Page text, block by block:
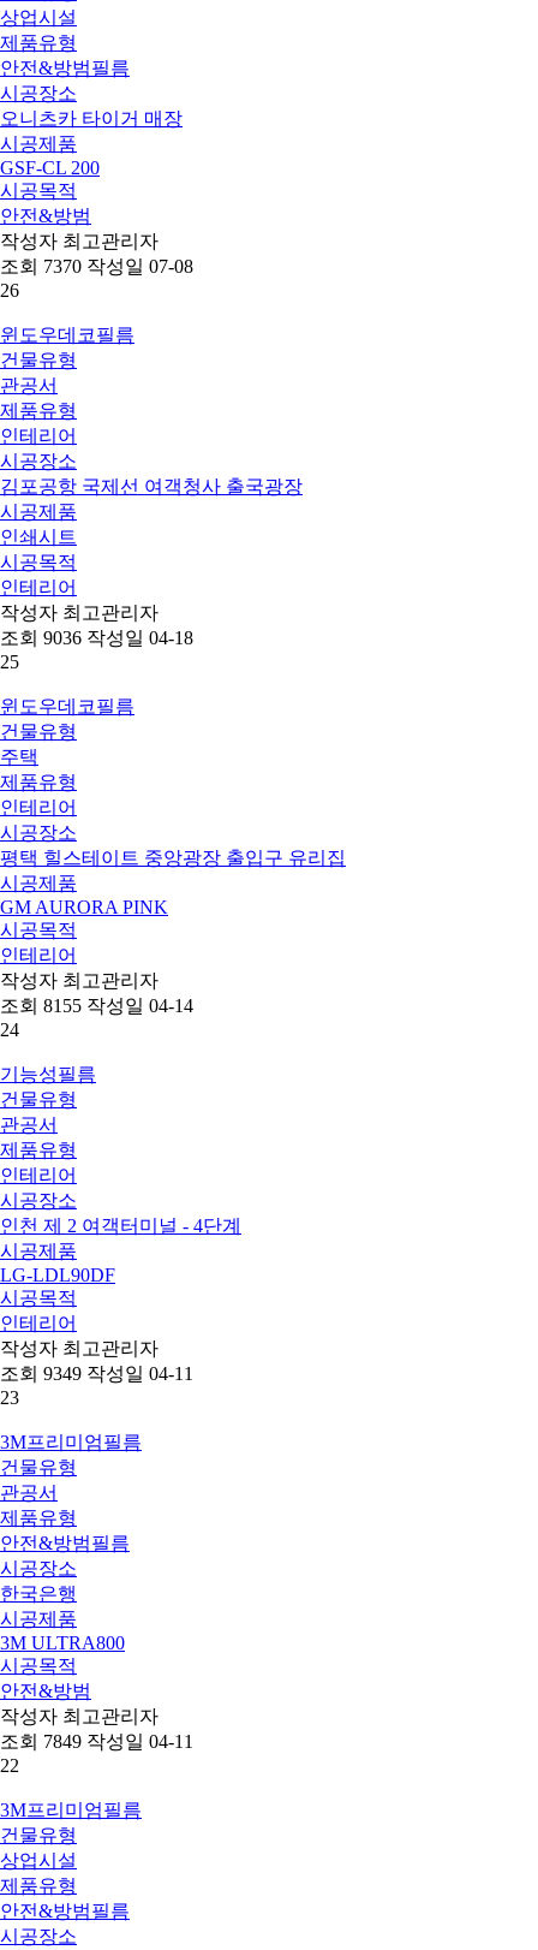
상업시설
제품유형
안전&방범필름
시공장소
오니츠카 타이거 매장
시공제품
GSF-CL 200
시공목적
안전&방범
작성자 최고관리자
조회 7370 작성일 07-08
26
윈도우데코필름
건물유형
관공서
제품유형
인테리어
시공장소
김포공항 국제선 여객청사 출국광장
시공제품
인쇄시트
시공목적
인테리어
작성자 최고관리자
조회 9036 작성일 04-18
25
윈도우데코필름
건물유형
주택
제품유형
인테리어
시공장소
평택 힐스테이트 중앙광장 출입구 유리집
시공제품
GM AURORA PINK
시공목적
인테리어
작성자 최고관리자
조회 8155 작성일 04-14
24
기능성필름
건물유형
관공서
제품유형
인테리어
시공장소
인천 제 2 여객터미널 - 4단계
시공제품
LG-LDL90DF
시공목적
인테리어
작성자 최고관리자
조회 9349 작성일 04-11
23
3M프리미엄필름
건물유형
관공서
제품유형
안전&방범필름
시공장소
한국은행
시공제품
3M ULTRA800
시공목적
안전&방범
작성자 최고관리자
조회 7849 작성일 04-11
22
3M프리미엄필름
건물유형
상업시설
제품유형
안전&방범필름
시공장소